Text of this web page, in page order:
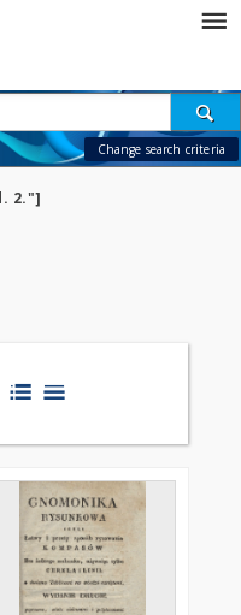
Change search criteria
2."]